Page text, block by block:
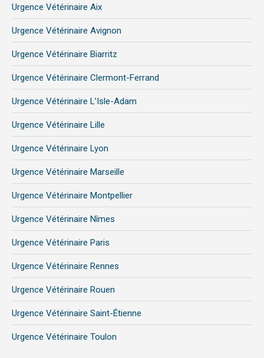
in
new
window
new new
Urgence Vétérinaire Aix
Urgence Vétérinaire Avignon
Urgence Vétérinaire Biarritz
Urgence Vétérinaire Clermont-Ferrand
Urgence Vétérinaire L’Isle-Adam
Urgence Vétérinaire Lille
Urgence Vétérinaire Lyon
Urgence Vétérinaire Marseille
Urgence Vétérinaire Montpellier
Urgence Vétérinaire Nîmes
Urgence Vétérinaire Paris
Urgence Vétérinaire Rennes
Urgence Vétérinaire Rouen
Urgence Vétérinaire Saint-Étienne
Urgence Vétérinaire Toulon